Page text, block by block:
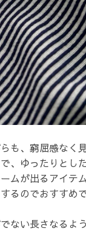
も、窮屈感なく
、ゆったりとし
ムが出るアイテ
るのでおすすめ
ない長さなるよ